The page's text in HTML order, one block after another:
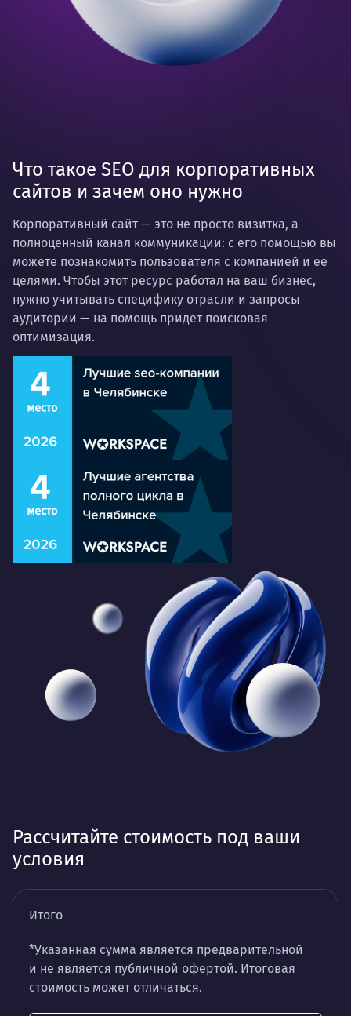
Что такое SEO для корпоративных
сайтов и зачем оно нужно
Корпоративный сайт — это не просто визитка, а
полноценный канал коммуникации: с его помощью вы
можете познакомить пользователя с компанией и ее
целями. Чтобы этот ресурс работал на ваш бизнес,
нужно учитывать специфику отрасли и запросы
аудитории — на помощь придет поисковая
оптимизация.
Рассчитайте стоимость под ваши
условия
Итого
*Указанная сумма является предварительной
и не является публичной офертой. Итоговая
стоимость может отличаться.